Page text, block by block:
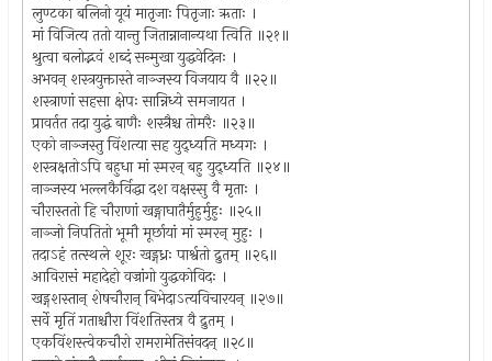
लुण्टका बलिनो यूयं मातृजाः पितृजाः ऋताः ।
मां विजित्य ततो यान्तु जितान्नानान्यथा त्विति ॥२१॥
श्रुत्वा बलोद्भवं शब्दं सन्मुखा युद्धवेदिनः ।
अभवन् शस्त्रयुक्तास्ते नाञ्जस्य विजयाय वै ॥२२॥
शस्त्राणां सहसा क्षेपः सान्निध्ये समजायत ।
प्रावर्तत तदा युद्धं बाणैः शस्त्रैश्च तोमरैः ॥२३॥
एको नाञ्जस्तु विंशत्या सह युद्ध्यति मध्यगः ।
शस्त्रक्षतोऽपि बहुधा मां स्मरन् बहु युद्ध्यति ॥२४॥
नाञ्जस्य भल्लकैर्विद्धा दश वक्षस्सु वै मृताः ।
चौरास्ततो हि चौराणां खङ्गाघातैर्मुहुर्मुहुः ॥२५॥
नाञ्जो निपतितो भूमौ मूर्छायां मां स्मरन् मुहुः ।
तदाऽहं तत्स्थले शूरः खड्गध्रः पार्श्वतो द्रुतम् ॥२६॥
आविरासं महादेहो वज्रांगो युद्धकोविदः ।
खड्गशस्तान् शेषचौरान् बिभेदाऽत्यविचारयन् ॥२७॥
सर्वे मृतिं गताश्चौरा विंशतिस्तत्र वै द्रुतम् ।
एकविंशस्त्वेकचौरो रामरामेतिसंवदन् ॥२८॥